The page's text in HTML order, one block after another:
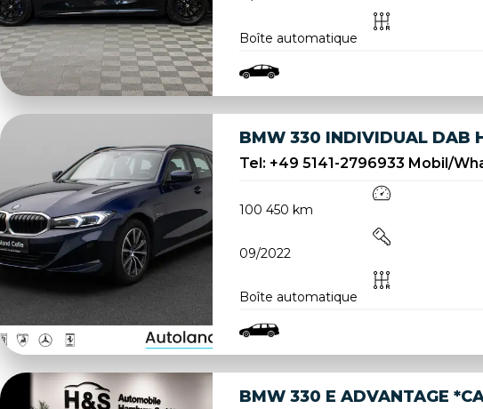
Boîte automatique
BMW 330 INDIVIDUAL DAB
Tel: +49 5141-2796933 Mobil/
100 450 km
09/2022
Boîte automatique
BMW 330 E ADVANTAGE